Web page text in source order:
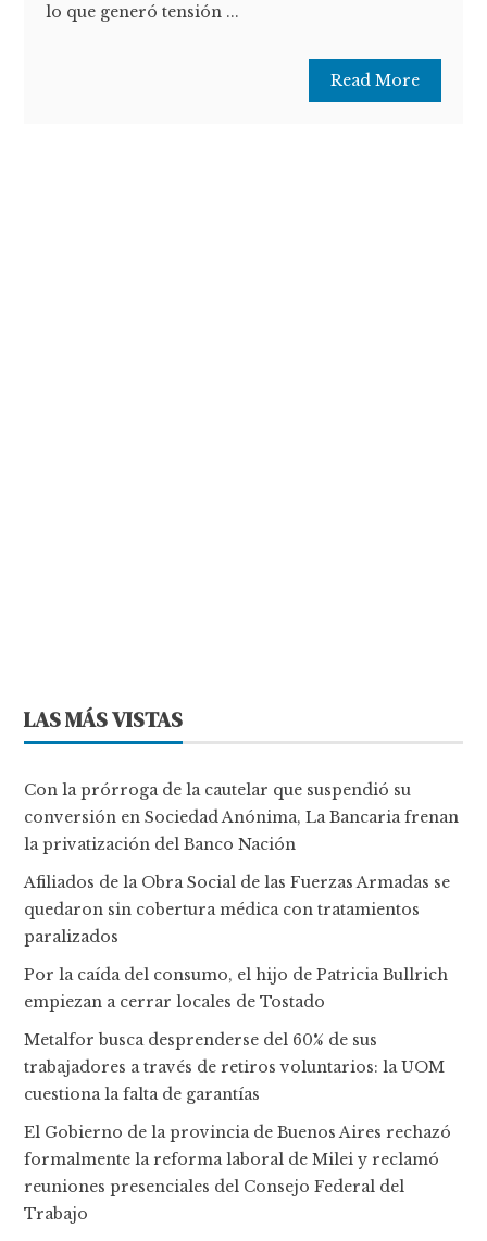
lo que generó tensión ...
Read More
LAS MÁS VISTAS
Con la prórroga de la cautelar que suspendió su
conversión en Sociedad Anónima, La Bancaria frenan
la privatización del Banco Nación
Afiliados de la Obra Social de las Fuerzas Armadas se
quedaron sin cobertura médica con tratamientos
paralizados
Por la caída del consumo, el hijo de Patricia Bullrich
empiezan a cerrar locales de Tostado
Metalfor busca desprenderse del 60% de sus
trabajadores a través de retiros voluntarios: la UOM
cuestiona la falta de garantías
El Gobierno de la provincia de Buenos Aires rechazó
formalmente la reforma laboral de Milei y reclamó
reuniones presenciales del Consejo Federal del
Trabajo